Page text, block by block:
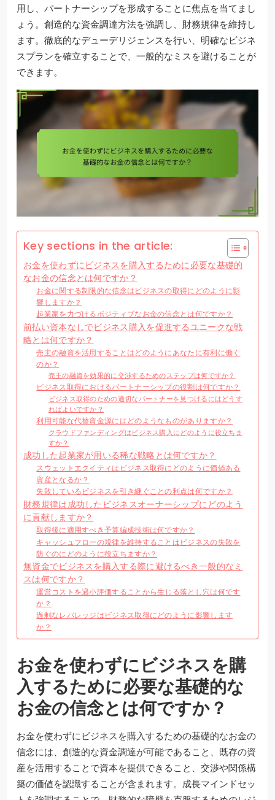
用し、パートナーシップを形成することに焦点を当てまし
ょう。創造的な資金調達方法を強調し、財務規律を維持し
ます。徹底的なデューデリジェンスを行い、明確なビジネ
スプランを確立することで、一般的なミスを避けることが
できます。
Key sections in the article:
お金を使わずにビジネスを購入するために必要な基礎的
なお金の信念とは何ですか？
お金に関する制限的な信念はビジネスの取得にどのように影
響しますか？
起業家を力づけるポジティブなお金の信念とは何ですか？
前払い資本なしでビジネス購入を促進するユニークな戦
略とは何ですか？
売主の融資を活用することはどのようにあなたに有利に働く
のか？
売主の融資を効果的に交渉するためのステップは何ですか？
ビジネス取得におけるパートナーシップの役割は何ですか？
ビジネス取得のための適切なパートナーを見つけるにはどうす
ればよいですか？
利用可能な代替資金源にはどのようなものがありますか？
クラウドファンディングはビジネス購入にどのように役立ちま
すか？
成功した起業家が用いる稀な戦略とは何ですか？
スウェットエクイティはビジネス取得にどのように価値ある
資産となるか？
失敗しているビジネスを引き継ぐことの利点は何ですか？
財務規律は成功したビジネスオーナーシップにどのよう
に貢献しますか？
取得後に適用すべき予算編成技術は何ですか？
キャッシュフローの規律を維持することはビジネスの失敗を
防ぐのにどのように役立ちますか？
無資金でビジネスを購入する際に避けるべき一般的なミ
スは何ですか？
運営コストを過小評価することから生じる落とし穴は何です
か？
過剰なレバレッジはビジネス取得にどのように影響します
か？
お金を使わずにビジネスを購
入するために必要な基礎的な
お金の信念とは何ですか？
お金を使わずにビジネスを購入するための基礎的なお金の
信念には、創造的な資金調達が可能であること、既存の資
産を活用することで資本を提供できること、交渉や関係構
築の価値を認識することが含まれます。成長マインドセッ